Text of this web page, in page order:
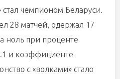
стал чемпионом Беларуси.
28 матчей, одержал 17
ноль при проценте
и коэффициенте
с «волками» стало